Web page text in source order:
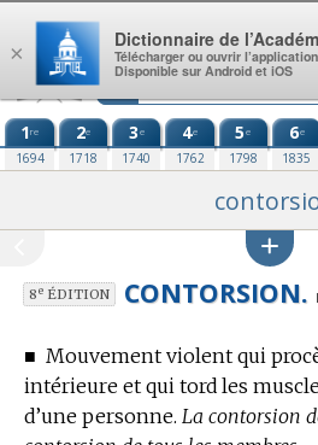
Aller au contenu
1re
1694
2e
1718
3e
1740
4e
1762
5e
1798
6e
1835
8eÉDITION CONTORSION.
■ Mouvement violent qui
intérieure et qui tord les
d’une personne. La contorsion
×
Dictionnaire de
Télécharger ou ouvrir l’application
Disponible sur Android et iOS